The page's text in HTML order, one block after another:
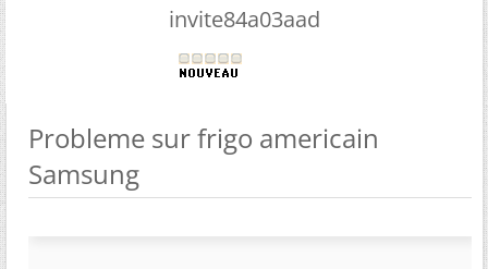
invite84a03aad
Probleme sur frigo americain
Samsung